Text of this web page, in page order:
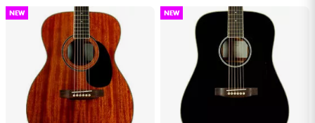
Eclairage
Batteries & Percu
Vents
NEW NEW